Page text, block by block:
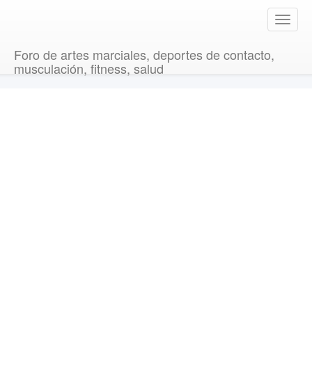
T
o
Foro de artes marciales, deportes de contacto,
musculación, fitness, salud